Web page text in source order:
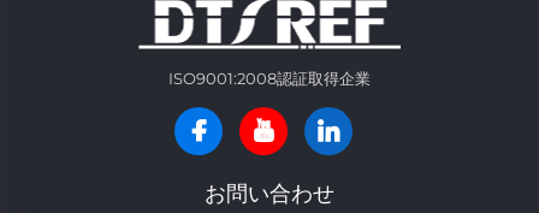
ISO9001:2008認証取得企業
お問い合わせ